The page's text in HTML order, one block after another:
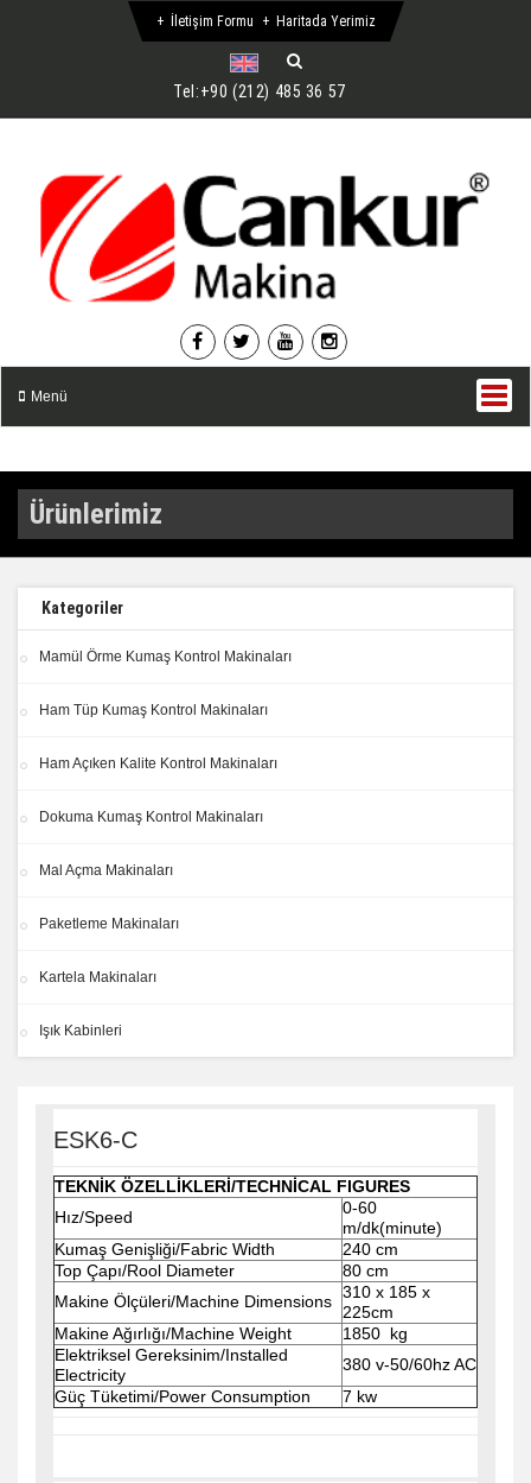
Tel:+90 (212) 485 36 57
İletişim Formu Haritada Yerimiz
Menü
Ürünlerimiz
Kategoriler
Mamül Örme Kumaş Kontrol Makinaları
Ham Tüp Kumaş Kontrol Makinaları
Ham Açıken Kalite Kontrol Makinaları
Dokuma Kumaş Kontrol Makinaları
Mal Açma Makinaları
Paketleme Makinaları
Kartela Makinaları
Işık Kabinleri
ESK6-C
TEKNİK ÖZELLİKLERİ/TECHNİCAL FIGURES
Hız/Speed
0-60
m/dk(minute)
Kumaş Genişliği/Fabric Width
240 cm
Top Çapı/Rool Diameter
80 cm
Makine Ölçüleri/Machine Dimensions 310 x 185 x
225cm
Makine Ağırlığı/Machine Weight
1850 kg
Elektriksel Gereksinim/Installed
Electricity
380 v-50/60hz AC
Güç Tüketimi/Power Consumption
7 kw